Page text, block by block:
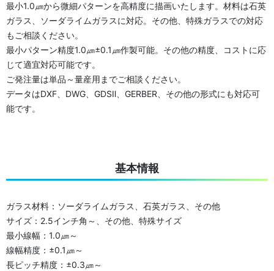
最小1.0㎛から微細パターンを高精度に描画いたします。材料は石英
ガラス、ソーダライムガラスに対応。その他、特殊ガラスでの対応
もご相談ください。
最小パターン精度1.0㎛±0.1㎛作製可能。その他の精度、コストに応
じて適宜対応可能です。
ご発注量は単品～量産用までご相談ください。
データはDXF、DWG、GDSⅡ、GERBER、その他の形式にも対応可
能です。
基本情報
ガラス材料：ソーダライムガラス、石英ガラス、その他
サイズ：2.5インチ角～、その他、特殊サイズ
最小線幅：1.0㎛～
線幅精度：±0.1㎛～
長ピッチ精度：±0.3㎛～